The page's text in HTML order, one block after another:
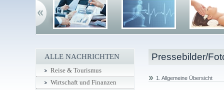
Pressebilder/
1. Allgemeine Übersicht
ALLE NACHRICHTEN
Reise & Tourismus
Wirtschaft und Finanzen